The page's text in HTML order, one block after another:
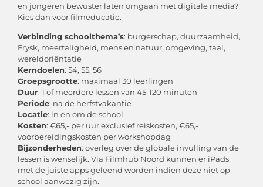
en jongeren bewuster laten omgaan met digitale media?
Kies dan voor filmeducatie.
Verbinding schoolthema’s: burgerschap, duurzaamheid,
Frysk, meertaligheid, mens en natuur, omgeving, taal,
wereldoriëntatie
Kerndoelen: 54, 55, 56
Groepsgrootte: maximaal 30 leerlingen
Duur: 1 of meerdere lessen van 45-120 minuten
Periode: na de herfstvakantie
Locatie: in en om de school
Kosten: €65,- per uur exclusief reiskosten, €65,-
voorbereidingskosten per workshopdag
Bijzonderheden: overleg over de globale invulling van de
lessen is wenselijk. Via Filmhub Noord kunnen er iPads
met de juiste apps geleend worden indien deze niet op
school aanwezig zijn.